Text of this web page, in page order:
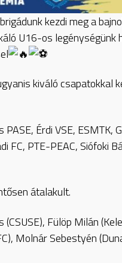
kezdi meg a
U16-os legénységünk
kiváló csapatokkal
Érdi VSE, ESMTK,
FC, PTE-PEAC, Siófoki
átalakult.
Fülöp Milán
Molnár Sebestyén